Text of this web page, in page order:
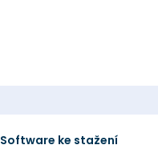
Software ke stažení